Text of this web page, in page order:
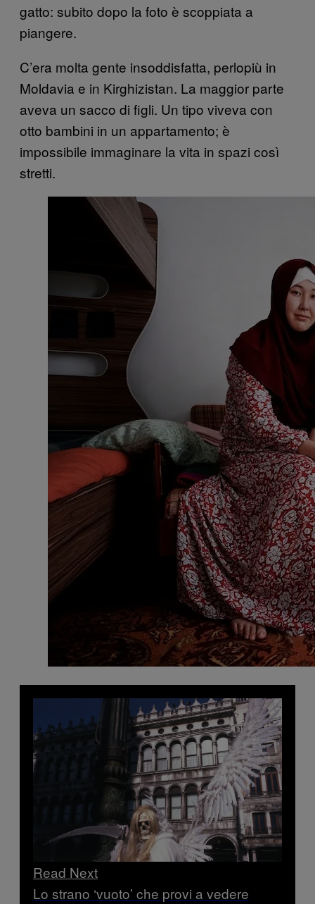
gatto: subito dopo la foto è scoppiata a
piangere.
C’era molta gente insoddisfatta, perlopiù in
Moldavia e in Kirghizistan. La maggior parte
aveva un sacco di figli. Un tipo viveva con
otto bambini in un appartamento; è
impossibile immaginare la vita in spazi così
stretti.
Read Next
Lo strano ‘vuoto’ che provi a vedere